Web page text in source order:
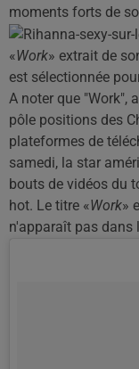
moments forts de
«Work» extrait de
est sélectionnée
A noter que "Work",
pôle positions des
plateformes de
samedi, la star
bouts de vidéos du
hot. Le titre «Work»
n'apparaît pas dans